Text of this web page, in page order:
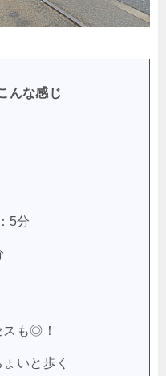
んな感じ
5分
スも◎！
いと歩く